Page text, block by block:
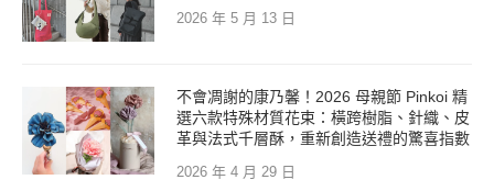
2026 年 5 月 13 日
不會凋謝的康乃馨！2026 母親節 Pinkoi 精
選六款特殊材質花束：橫跨樹脂、針織、皮
革與法式千層酥，重新創造送禮的驚喜指數
2026 年 4 月 29 日